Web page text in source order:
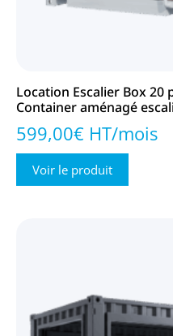
Location Escalier Box 20
Container aménagé
599,00€ HT/mois
Voir le produit